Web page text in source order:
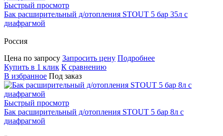
Быстрый просмотр
Бак расширительный д/отопления STOUT 5 бар 35л с
диафрагмой
Россия
Цена по запросу Запросить цену Подробнее
Купить в 1 клик К сравнению
В избранное Под заказ
Быстрый просмотр
Бак расширительный д/отопления STOUT 5 бар 8л с
диафрагмой